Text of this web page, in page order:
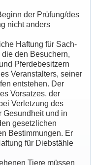
der Prüfung/des
nicht anders
Haftung für Sach-
den Besuchern,
Pferdebesitzern
Veranstalters, seiner
entstehen. Der
Vorsatzes, der
Verletzung des
Gesundheit und in
gesetzlichen
Bestimmungen. Er
für Diebstähle
Tiere müssen